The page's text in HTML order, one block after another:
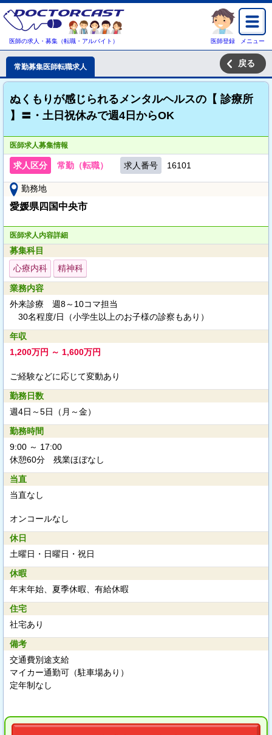
医師の求人・募集（転職・アルバイト） 医師登録 メニュー
常勤募集医師転職求人 戻る
ぬくもりが感じられるメンタルヘルスの【 診療所
】〓・土日祝休みで週4日からOK
医師求人募集情報
求人区分 常勤（転職） 求人番号 16101
勤務地
愛媛県四国中央市
医師求人内容詳細
募集科目
心療内科
精神科
業務内容
外来診療 週8～10コマ担当
30名程度/日（小学生以上のお子様の診察もあり）
年収
1,200万円 ～ 1,600万円
ご経験などに応じて変動あり
勤務日数
週4日～5日（月～金）
勤務時間
9:00 ～ 17:00
休憩60分 残業ほぼなし
当直
当直なし
オンコールなし
休日
土曜日・日曜日・祝日
休暇
年末年始、夏季休暇、有給休暇
住宅
社宅あり
備考
交通費別途支給
マイカー通勤可（駐車場あり）
定年制なし